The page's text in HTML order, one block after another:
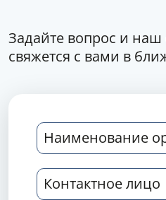
Задайте вопрос и наш
свяжется с вами в